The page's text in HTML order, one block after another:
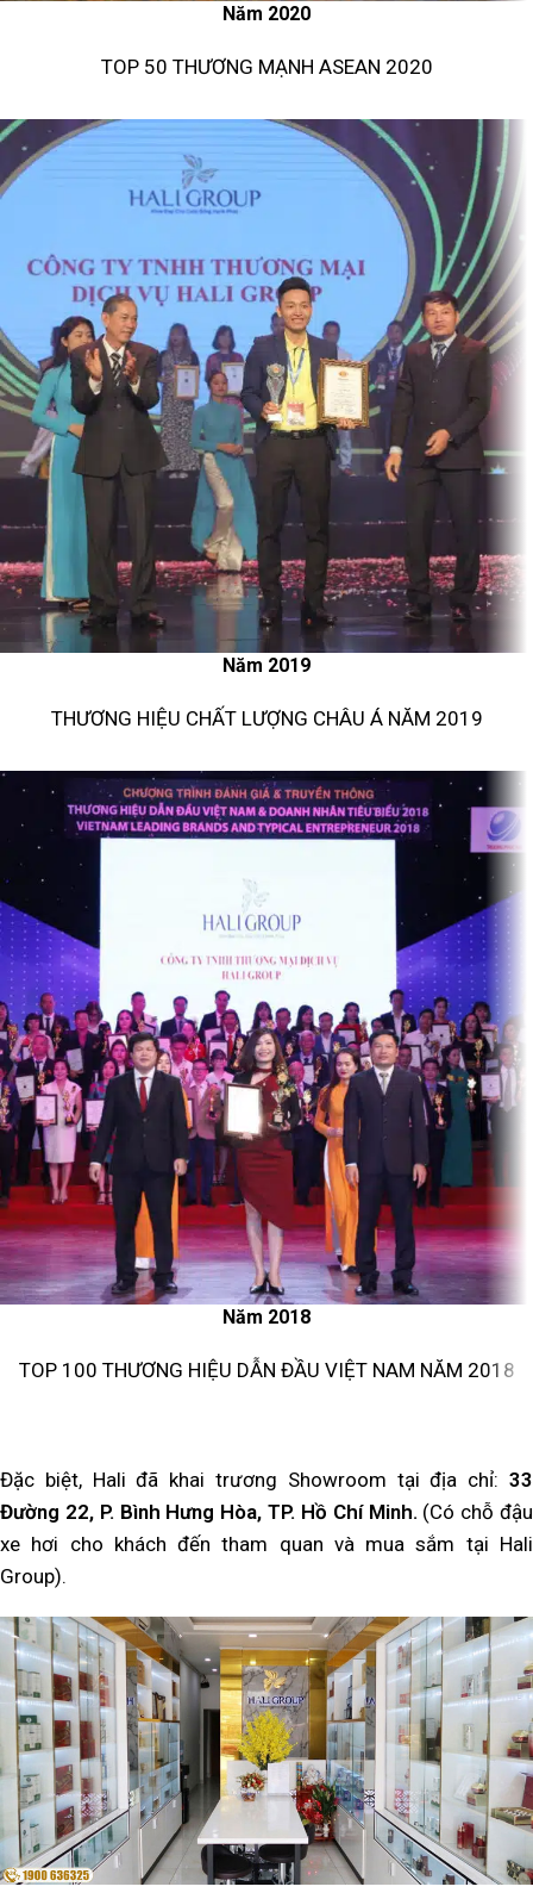
Năm 2020
TOP 50 THƯƠNG MẠNH ASEAN 2020
Năm 2019
THƯƠNG HIỆU CHẤT LƯỢNG CHÂU Á NĂM 2019
Năm 2018
TOP 100 THƯƠNG HIỆU DẪN ĐẦU VIỆT NAM NĂM 2018
Đặc biệt, Hali đã khai trương Showroom tại địa chỉ: 33
Đường 22, P. Bình Hưng Hòa, TP. Hồ Chí Minh. (Có chỗ đậu
xe hơi cho khách đến tham quan và mua sắm tại Hali
Group).